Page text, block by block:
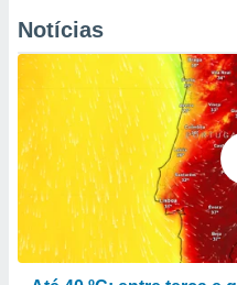
ou aceder
num
para
utilizar
criar
Notícias